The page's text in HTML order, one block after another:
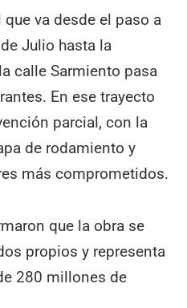
va desde el paso a
Julio hasta la
calle Sarmiento pasa
En ese trayecto
parcial, con la
de rodamiento y
más comprometidos.
que la obra se
propios y representa
280 millones de